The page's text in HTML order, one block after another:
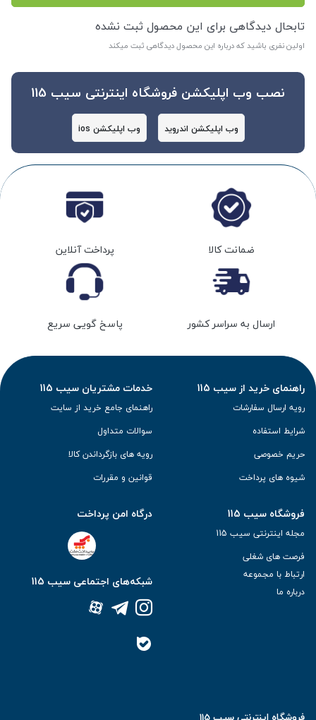
تابحال دیدگاهی برای این محصول ثبت نشده
اولین نفری باشید که درباره این محصول دیدگاهی ثبت میکند
نصب وب اپلیکشن فروشگاه اینترنتی سیب 115
وب اپلیکشن اندروید وب اپلیکشن ios
ضمانت کالا پرداخت آنلاین
ارسال به سراسر کشور پاسخ گویی سریع
راهنمای خرید از سیب 115
رویه ارسال سفارشات
شرایط استفاده
حریم خصوصی
شیوه های پرداخت
خدمات مشتریان سیب 115
راهنمای جامع خرید از سایت
سوالات متداول
رویه های بازگرداندن کالا
قوانین و مقررات
فروشگاه سیب 115
مجله اینترنتی سیب 115
فرصت های شغلی
ارتباط با مجموعه
درباره ما
درگاه امن پرداخت
شبکه‌های اجتماعی سیب 115
فروشگاه اینترنتی سیب 115